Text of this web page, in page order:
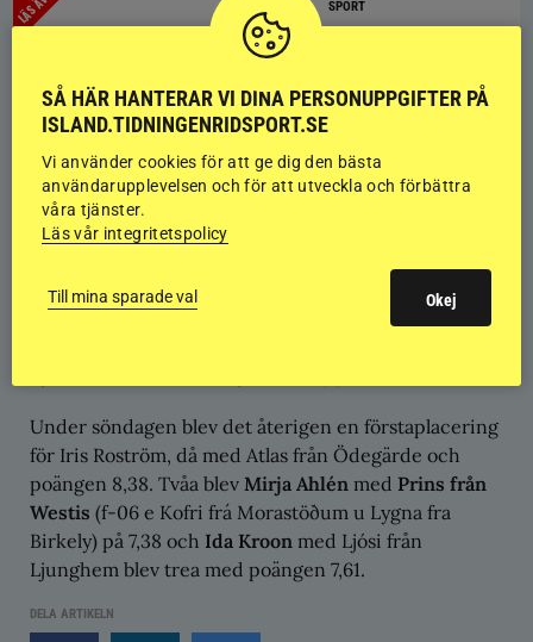
SPORT
Caroline Agerhill vann T1 på Freyfaxi
Iris Roström i topp i GDK
topp, På en förstaplacering medArfur frá Steinskoti 1
(f-05 e Glóðar frá Reykjavík u Gola frá Litla-Garði) på
8,35 och en andraplacering med
med 8,33. Vilket gjorde att Iris Roström fick ta med
sig två SM-kval hem. På tredjeplats kom
Under söndagen blev det återigen en förstaplacering
för Iris Roström, då med Atlas från Ödegärde och
poängen 8,38. Tvåa blev Mirja Ahlén med Prins från
Westis (f-06 e Kofri frá Morastöðum u Lygna fra
Birkely) på 7,38 och Ida Kroon med Ljósi från
Ljunghem blev trea med poängen 7,61.
DELA ARTIKELN
SÅ HÄR HANTERAR VI DINA PERSONUPPGIFTER PÅ
ISLAND.TIDNINGENRIDSPORT.SE
Vi använder cookies för att ge dig den bästa
användarupplevelsen och för att utveckla och förbättra
våra tjänster.
Läs vår integritetspolicy
Till mina sparade val Okej